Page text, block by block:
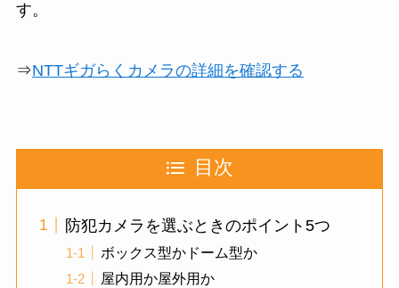
す。
⇒NTTギガらくカメラの詳細を確認する
目次
防犯カメラを選ぶときのポイント5つ
ボックス型かドーム型か
屋内用か屋外用か